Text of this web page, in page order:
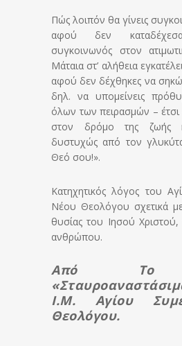
Πώς λοιπόν θα γίνεις
αφού δεν
συγκοινωνός στον
Μάταια στ’ αλήθεια
αφού δεν δέχθηκες να
δηλ. να υπομείνεις
όλων των πειρασμών – έτσι
στον δρόμο της ζωής
δυστυχώς από τον
Θεό σου!».
Κατηχητικός λόγος του
Νέου Θεολόγου σχετικά
θυσίας του Ιησού
ανθρώπου.
Από Το
Ι.Μ. Αγίου
Θεολόγου.